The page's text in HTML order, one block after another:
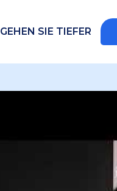
GEHEN SIE TIEFER